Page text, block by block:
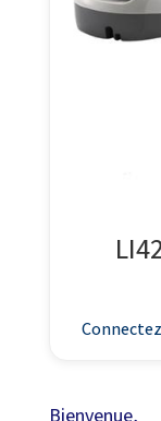
Bienvenue,